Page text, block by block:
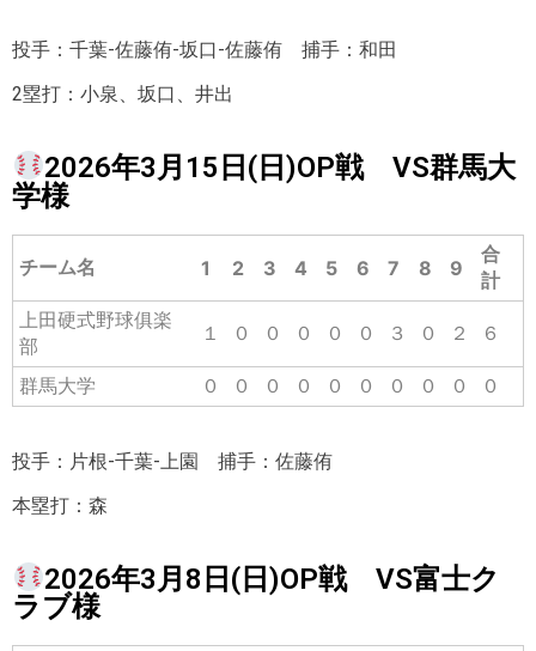
投手：千葉-佐藤侑-坂口-佐藤侑 捕手：和田
2塁打：小泉、坂口、井出
2026年3月15日(日)OP戦 VS群馬大
学様
チーム名 1 2 3 4 5 6 7 8 9
合
計
上田硬式野球俱楽
部
１ ０ ０ ０ ０ ０ ３ ０ ２ ６
群馬大学 ０ ０ ０ ０ ０ ０ ０ ０ ０ ０
投手：片根-千葉-上園 捕手：佐藤侑
本塁打：森
2026年3月8日(日)OP戦 VS富士ク
ラブ様